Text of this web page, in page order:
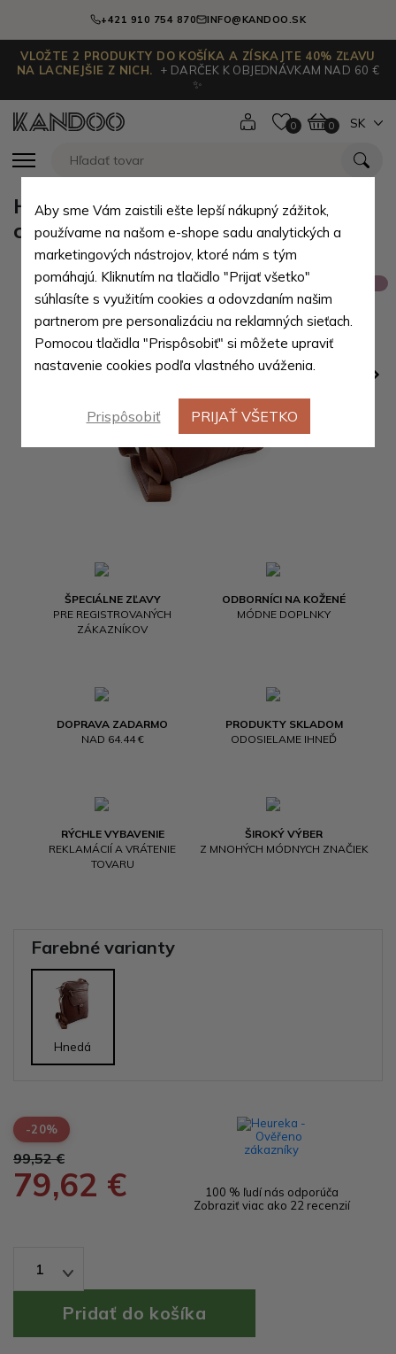
+421 910 754 870 INFO@KANDOO.SK
VLOŽTE 2 PRODUKTY DO KOŠÍKA A ZÍSKAJTE 40% ZĽAVU
NA LACNEJŠIE Z NICH.
+ DARČEK K OBJEDNÁVKAM NAD 60 €
✨
0 0 SK
ŠPECIÁLNE ZĽAVY
PRE REGISTROVANÝCH
ZÁKAZNÍKOV
ODBORNÍCI NA KOŽENÉ
MÓDNE DOPLNKY
DOPRAVA ZADARMO
NAD 64.44 €
PRODUKTY SKLADOM
ODOSIELAME IHNEĎ
RÝCHLE VYBAVENIE
REKLAMÁCIÍ A VRÁTENIE
TOVARU
ŠIROKÝ VÝBER
Z MNOHÝCH MÓDNYCH ZNAČIEK
Hnedý pánsky kožený zipsový
crossbag William
Farebné varianty
Hnedá
-20%
99,52 €
79,62 €
100 % ľudí nás odporúča
Zobraziť viac ako 22 recenzií
1
Aby sme Vám zaistili ešte lepší nákupný zážitok,
používame na našom e-shope sadu analytických a
marketingových nástrojov, ktoré nám s tým
pomáhajú. Kliknutím na tlačidlo "Prijať všetko"
súhlasíte s využitím cookies a odovzdaním našim
partnerom pre personalizáciu na reklamných sieťach.
Pomocou tlačidla "Prispôsobiť" si môžete upraviť
nastavenie cookies podľa vlastného uváženia.
Prispôsobiť PRIJAŤ VŠETKO